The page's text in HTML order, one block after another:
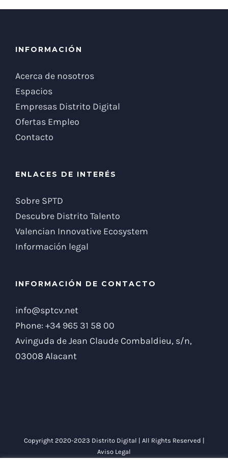
INFORMACIÓN
Acerca de nosotros
Espacios
Empresas Distrito Digital
Ofertas Empleo
Contacto
ENLACES DE INTERÉS
Sobre SPTD
Descubre Distrito Talento
Valencian Innovative Ecosystem
Información legal
INFORMACIÓN DE CONTACTO
info@sptcv.net
Phone: +34 965 31 58 00
Avinguda de Jean Claude Combaldieu, s/n,
03008 Alacant
Copyright 2020-2023 Distrito Digital | All Rights Reserved |
Aviso Legal